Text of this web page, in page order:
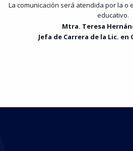
La comunicación será atendida por la o
educativo.
Mtra. Teresa
Jefa de Carrera de la Lic. en